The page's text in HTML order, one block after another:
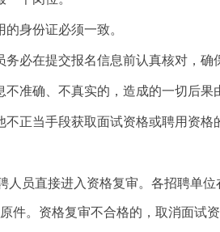
身份证必须一致。
务必在提交报名信息前认真核对，
不准确、不真实的，造成的一切后果
不正当手段获取面试资格或聘用 资格
人员直接进入资格复审。各招聘单
件。资格复审不合格的，取消面试